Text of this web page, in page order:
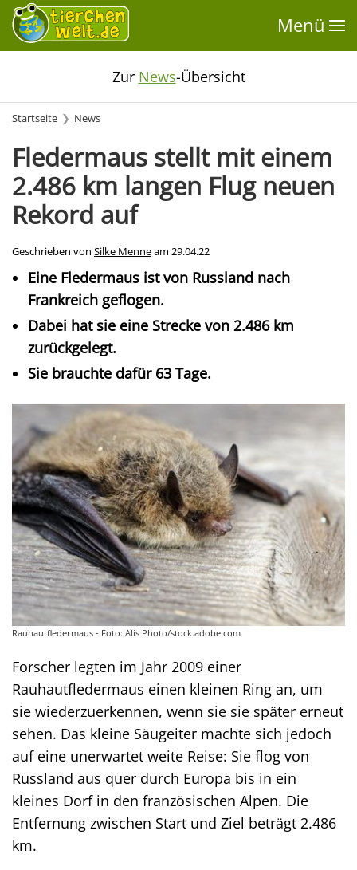
Menü
Zur News-Übersicht
Startseite News
Fledermaus stellt mit einem
2.486 km langen Flug neuen
Rekord auf
Geschrieben von Silke Menneam 29.04.22
Eine Fledermaus ist von Russland nach
Frankreich geflogen.
Dabei hat sie eine Strecke von 2.486 km
zurückgelegt.
Sie brauchte dafür 63 Tage.
Rauhautfledermaus - Foto: Alis Photo/stock.adobe.com
Forscher legten im Jahr 2009 einer
Rauhautfledermaus einen kleinen Ring an, um
sie wiederzuerkennen, wenn sie sie später erneut
sehen. Das kleine Säugeiter machte sich jedoch
auf eine unerwartet weite Reise: Sie flog von
Russland aus quer durch Europa bis in ein
kleines Dorf in den französischen Alpen. Die
Entfernung zwischen Start und Ziel beträgt 2.486
km.